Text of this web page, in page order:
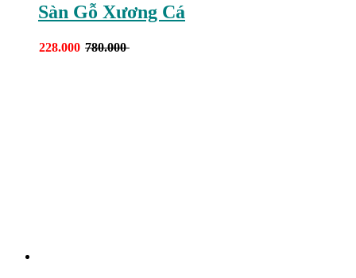
Sàn Gỗ Xương Cá
228.000 780.000